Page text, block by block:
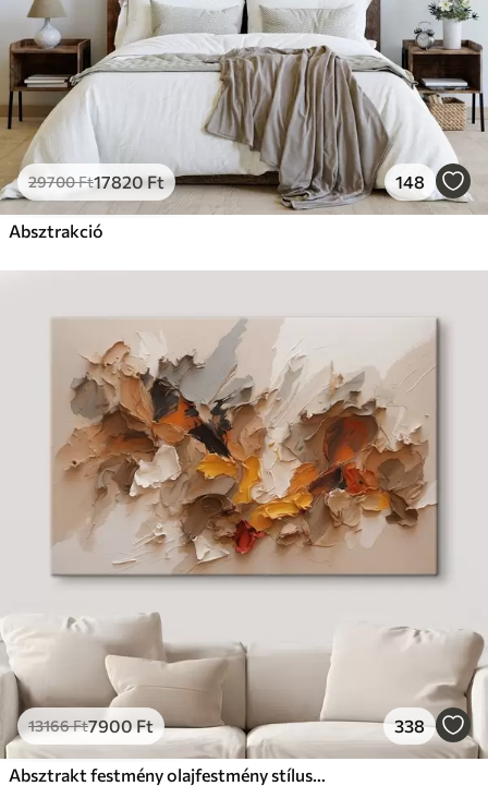
29700Ft17820Ft 148
Absztrakció
13166Ft7900Ft 338
Absztrakt festmény olajfestmény stílusban